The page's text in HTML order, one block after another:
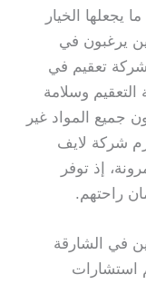
يجعلها الخيار
يرغبون في
شركة تعقيم في
التعقيم وسلامة
جميع المواد غير
شركة لايف
إذ توفر
راحتهم.
في الشارقة
استشارات